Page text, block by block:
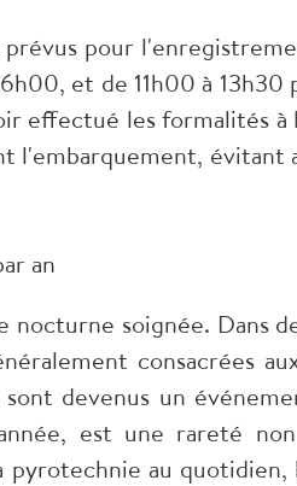
pour
et de 11h00 à 13h30
effectué les formalités à
évitant
an
nocturne soignée. Dans
consacrées
devenus un
est une rareté
pyrotechnie au